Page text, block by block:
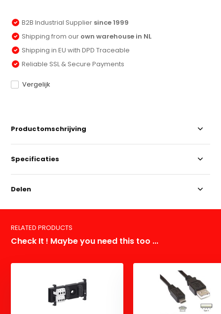
B2B Industrial Supplier since 1999
Shipping from our own warehouse in NL
Shipping in EU with DPD Traceable
Reliable SSL & Secure Payments
Vergelijk
Productomschrijving
Specificaties
Delen
RELATED PRODUCTS
Check It ! Maybe you need this too ...